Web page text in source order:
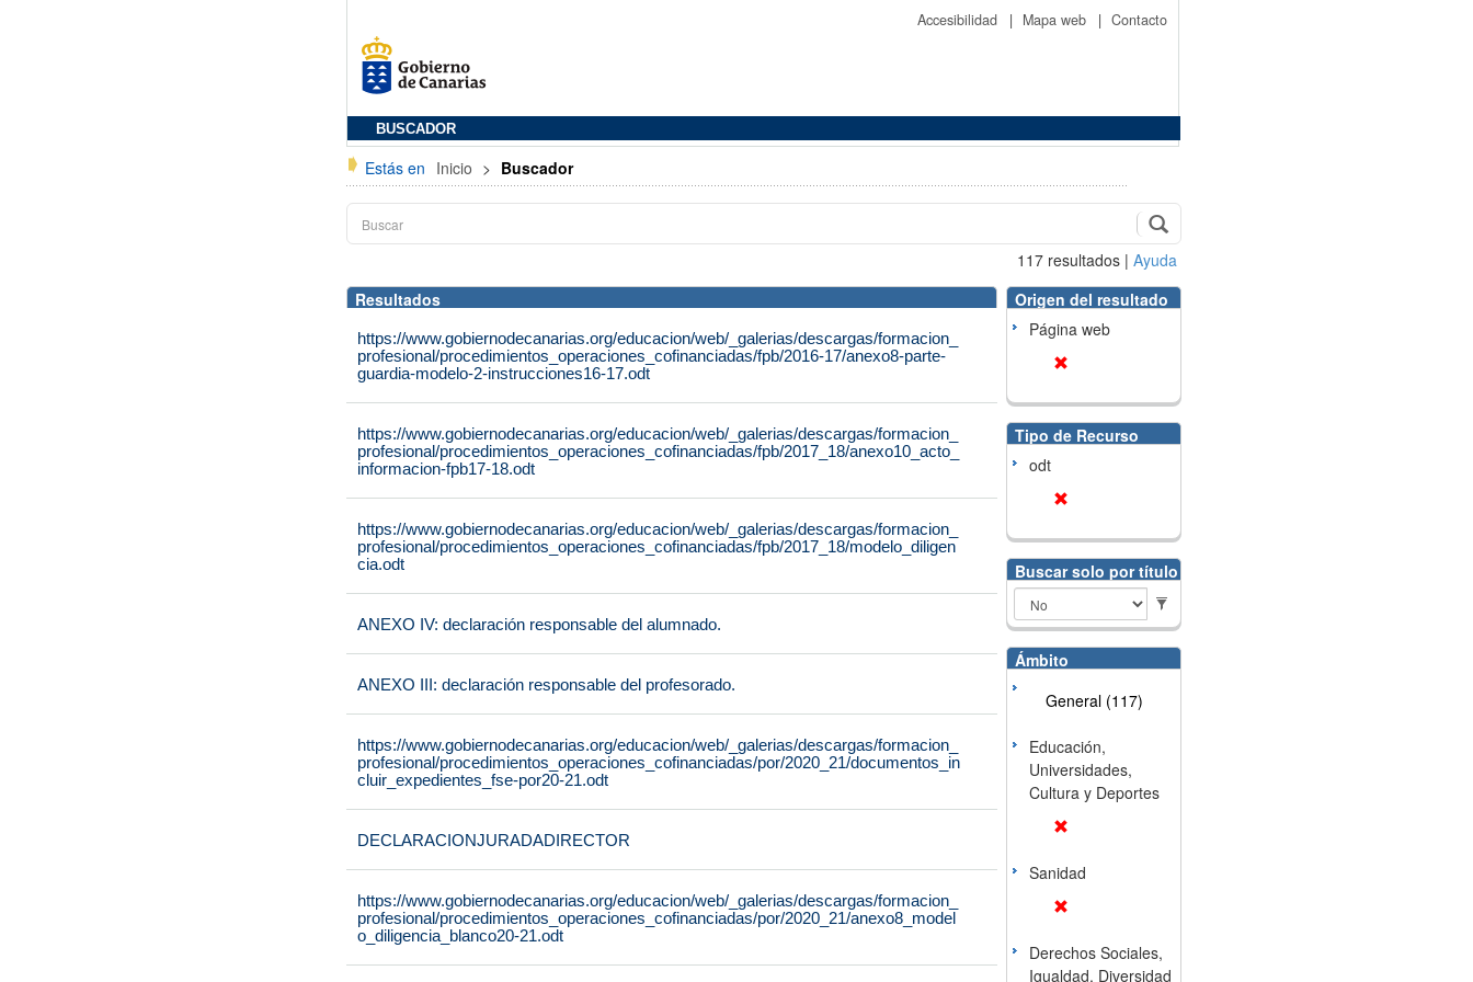
Accesibilidad | Mapa web | Contacto
BUSCADOR
Estás en Inicio > Buscador
117 resultados | Ayuda
Resultados
https://www.gobiernodecanarias.org/educacion/web/_galerias/descargas/formacion_
profesional/procedimientos_operaciones_cofinanciadas/fpb/2016-17/anexo8-parte-
guardia-modelo-2-instrucciones16-17.odt
https://www.gobiernodecanarias.org/educacion/web/_galerias/descargas/formacion_
profesional/procedimientos_operaciones_cofinanciadas/fpb/2017_18/anexo10_acto_
informacion-fpb17-18.odt
https://www.gobiernodecanarias.org/educacion/web/_galerias/descargas/formacion_
profesional/procedimientos_operaciones_cofinanciadas/fpb/2017_18/modelo_diligen
cia.odt
ANEXO IV: declaración responsable del alumnado.
ANEXO III: declaración responsable del profesorado.
https://www.gobiernodecanarias.org/educacion/web/_galerias/descargas/formacion_
profesional/procedimientos_operaciones_cofinanciadas/por/2020_21/documentos_in
cluir_expedientes_fse-por20-21.odt
DECLARACIONJURADADIRECTOR
https://www.gobiernodecanarias.org/educacion/web/_galerias/descargas/formacion_
profesional/procedimientos_operaciones_cofinanciadas/por/2020_21/anexo8_model
o_diligencia_blanco20-21.odt
Origen del resultado
Página web
Tipo de Recurso
odt
Buscar solo por título
Ámbito
General (117)
Educación,
Universidades,
Cultura y Deportes
Sanidad
Derechos Sociales,
Igualdad, Diversidad